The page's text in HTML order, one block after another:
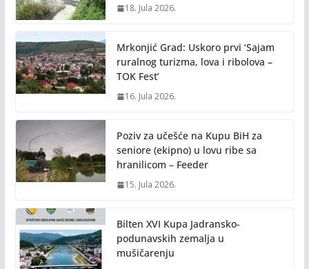
18. Jula 2026.
Mrkonjić Grad: Uskoro prvi ‘Sajam
ruralnog turizma, lova i ribolova –
TOK Fest’
16. Jula 2026.
Poziv za učešće na Kupu BiH za
seniore (ekipno) u lovu ribe sa
hranilicom – Feeder
15. Jula 2026.
Bilten XVI Kupa Jadransko-
podunavskih zemalja u
mušičarenju